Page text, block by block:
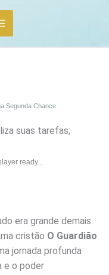
Segunda Chance
suas tarefas;
ready...
era grande demais
cristão O Guardião
jornada profunda
e o poder